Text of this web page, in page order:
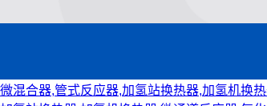
微混合器,管式反应器,加氢站换热器,加氢机换